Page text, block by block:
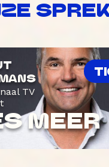
TV
MEER